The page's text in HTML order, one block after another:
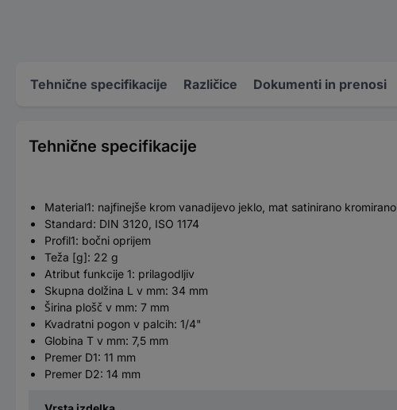
Tehnične specifikacije Različice Dokumenti in prenosi
Tehnične specifikacije
Material1: najfinejše krom vanadijevo jeklo, mat satinirano kromirano
Standard: DIN 3120, ISO 1174
Profil1: bočni oprijem
Teža [g]: 22 g
Atribut funkcije 1: prilagodljiv
Skupna dolžina L v mm: 34 mm
Širina plošč v mm: 7 mm
Kvadratni pogon v palcih: 1/4"
Globina T v mm: 7,5 mm
Premer D1: 11 mm
Premer D2: 14 mm